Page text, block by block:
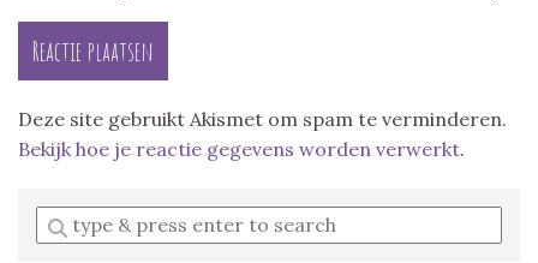
Deze site gebruikt Akismet om spam te verminderen.
Bekijk hoe je reactie gegevens worden verwerkt.
Enter
a